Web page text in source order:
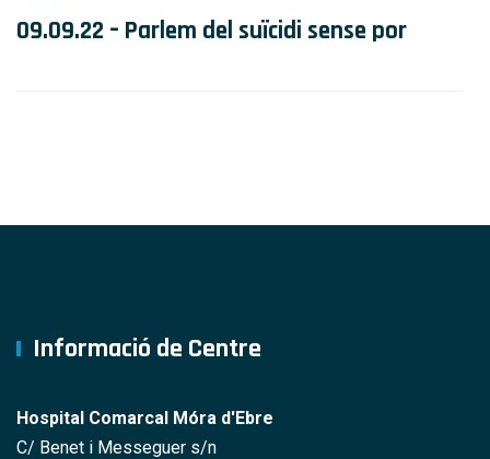
09.09.22 – Parlem del suïcidi sense por
Informació de Centre
Hospital Comarcal Móra d'Ebre
C/ Benet i Messeguer s/n